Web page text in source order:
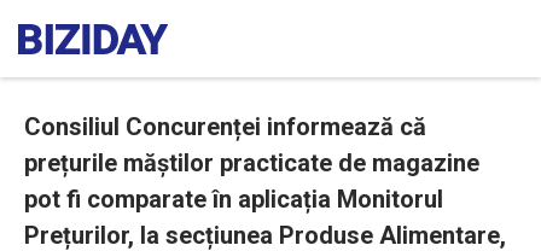
Consiliul Concurenței informează că
prețurile măștilor practicate de magazine
pot fi comparate în aplicația Monitorul
Prețurilor, la secțiunea Produse Alimentare,